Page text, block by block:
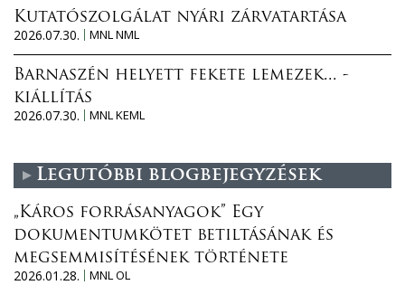
Kutatószolgálat nyári zárvatartása
2026.07.30.
MNL NML
Barnaszén helyett fekete lemezek... -
kiállítás
2026.07.30.
MNL KEML
Legutóbbi blogbejegyzések
„Káros forrásanyagok” Egy
dokumentumkötet betiltásának és
megsemmisítésének története
2026.01.28.
MNL OL